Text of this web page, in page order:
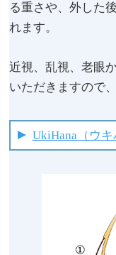
る重さや、外した
れます。
近視、乱視、老眼
いただきますので
UkiHana（ウ